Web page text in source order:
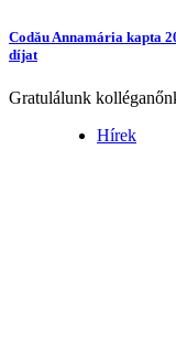
Codău Annamária kapta
díjat
Gratulálunk
Hírek